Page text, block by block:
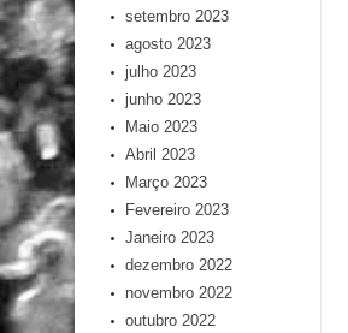
setembro 2023
agosto 2023
julho 2023
junho 2023
Maio 2023
Abril 2023
Março 2023
Fevereiro 2023
Janeiro 2023
dezembro 2022
novembro 2022
outubro 2022